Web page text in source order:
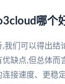
哪个
我们可以得出结
优缺点,但总体而
接速度、更稳